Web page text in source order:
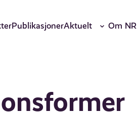
PublikasjonerAktuelt Om NR